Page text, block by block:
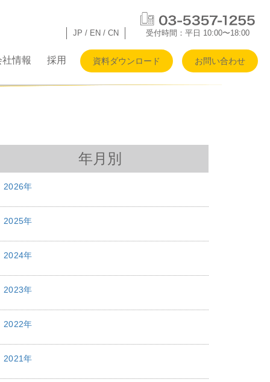
社情報 採用 資料ダウンロード お問い合わせ
受付時間：平日 10:00〜18:00
JP / EN / CN
年月別
2026年
2025年
2024年
2023年
2022年
2021年